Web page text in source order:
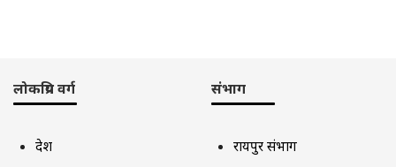
लोकप्रिय वर्ग
देश
संभाग
रायपुर संभाग